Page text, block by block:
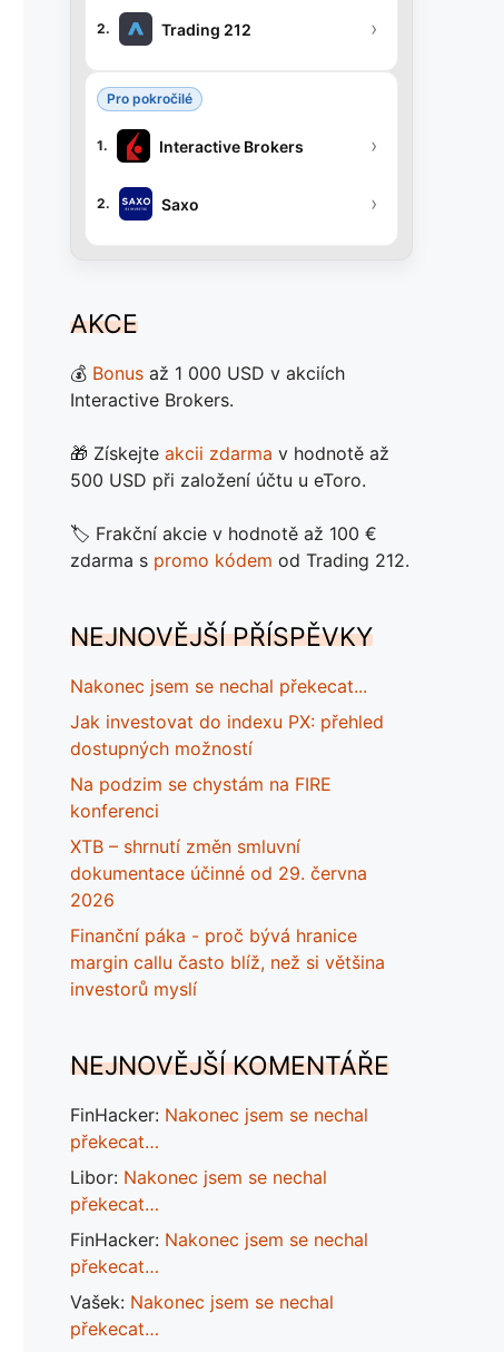
2. Trading 212 ›
Pro pokročilé
1. Interactive Brokers ›
2. Saxo ›
AKCE
💰 Bonus až 1 000 USD v akciích
Interactive Brokers.
🎁 Získejte akcii zdarma v hodnotě až
500 USD při založení účtu u eToro.
🏷️ Frakční akcie v hodnotě až 100 €
zdarma s promo kódem od Trading 212.
NEJNOVĚJŠÍ PŘÍSPĚVKY
Nakonec jsem se nechal překecat...
Jak investovat do indexu PX: přehled
dostupných možností
Na podzim se chystám na FIRE
konferenci
XTB – shrnutí změn smluvní
dokumentace účinné od 29. června
2026
Finanční páka - proč bývá hranice
margin callu často blíž, než si většina
investorů myslí
NEJNOVĚJŠÍ KOMENTÁŘE
FinHacker: Nakonec jsem se nechal
překecat…
Libor: Nakonec jsem se nechal
překecat…
FinHacker: Nakonec jsem se nechal
překecat…
Vašek: Nakonec jsem se nechal
překecat…